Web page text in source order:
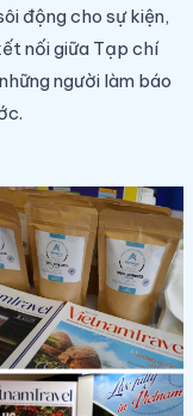
động cho sự kiện,
nối giữa Tạp chí
người làm báo